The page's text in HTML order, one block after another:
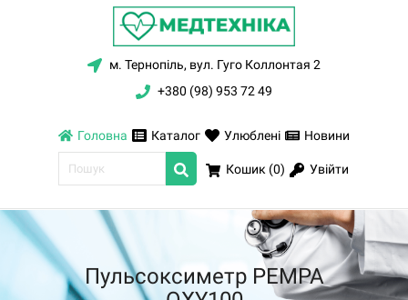
м. Тернопіль, вул. Гуго Коллонтая 2
+380 (98) 953 72 49
Головна Каталог Улюблені Новини
Кошик (0) Увійти
Пульсоксиметр PEMPA